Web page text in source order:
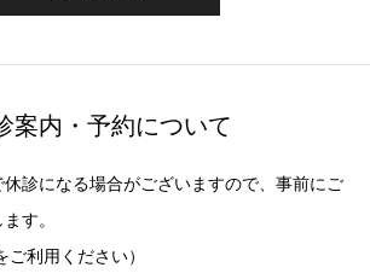
案内・予約について
休診になる場合がございますので、事前にご
す。
ご利用ください）